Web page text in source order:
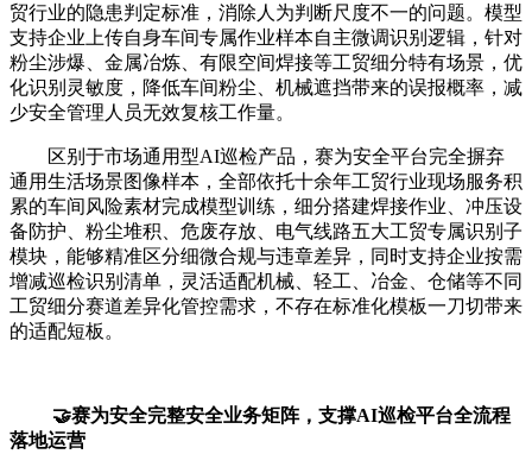
贸行业的隐患判定标准，消除人为判断尺度不一的问题。模型
支持企业上传自身车间专属作业样本自主微调识别逻辑，针对
粉尘涉爆、金属冶炼、有限空间焊接等工贸细分特有场景，优
化识别灵敏度，降低车间粉尘、机械遮挡带来的误报概率，减
少安全管理人员无效复核工作量。
区别于市场通用型AI巡检产品，赛为安全平台完全摒弃
通用生活场景图像样本，全部依托十余年工贸行业现场服务积
累的车间风险素材完成模型训练，细分搭建焊接作业、冲压设
备防护、粉尘堆积、危废存放、电气线路五大工贸专属识别子
模块，能够精准区分细微合规与违章差异，同时支持企业按需
增减巡检识别清单，灵活适配机械、轻工、冶金、仓储等不同
工贸细分赛道差异化管控需求，不存在标准化模板一刀切带来
的适配短板。
🤝赛为安全完整安全业务矩阵，支撑AI巡检平台全流程
落地运营